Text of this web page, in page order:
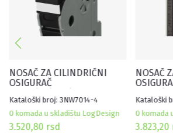
NOSAČ ZA CILINDRIČNI
OSIGURAČ
SIGNALIZACIJOM, ZA
FOTONAPONSKE SISTEME
Kataloški broj: 3NW7014-4
0 komada u skladištu LogDesign
3.520,80 rsd
NOSAČ
Kataloški
0 komada
3.823,20